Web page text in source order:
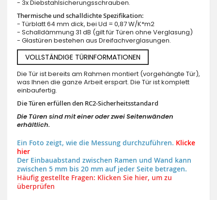
- 3x Diebstahlsicherungsschrauben.
Thermische und schalldichte Spezifikation:
- Türblatt 64 mm dick, bei Ud = 0,87 W/K*m2
- Schalldämmung 31 dB (gilt für Türen ohne Verglasung)
- Glastüren bestehen aus Dreifachverglasungen.
VOLLSTÄNDIGE TÜRINFORMATIONEN
Die Tür ist bereits am Rahmen montiert (vorgehängte Tür),
was Ihnen die ganze Arbeit erspart. Die Tür ist komplett
einbaufertig.
Die Türen erfüllen den RC2-Sicherheitsstandard
Die Türen sind mit einer oder zwei Seitenwänden
erhältlich.
Ein Foto zeigt, wie die Messung durchzuführen. Klicke
hier
Der Einbauabstand zwischen Ramen und Wand kann
zwischen 5 mm bis 20 mm auf jeder Seite betragen.
Häufig gestellte Fragen: Klicken Sie hier, um zu
überprüfen